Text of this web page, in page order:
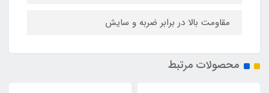
مقاومت بالا در برابر ضربه و سایش
محصولات مرتبط